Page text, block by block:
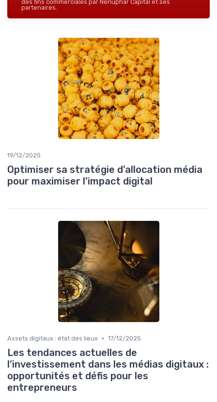
des fins commerciales par Nenuphar Capital et ses
partenaires.
19/12/2025
Optimiser sa stratégie d’allocation média
pour maximiser l’impact digital
Assets digitaux : état des lieux • 17/12/2025
Les tendances actuelles de
l’investissement dans les médias digitaux :
opportunités et défis pour les
entrepreneurs